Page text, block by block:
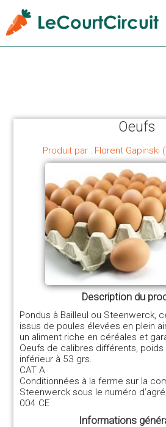
Oeufs
Produit par : Florent Gapinski
Description du
Pondus à Bailleul ou Steenwerck,
issus de poules élevées en plein
un aliment riche en céréales et
Oeufs de calibres différents, poids
inférieur à 53 grs.
CAT A
Conditionnées à la ferme sur la
Steenwerck sous le numéro
004 CE
Informations